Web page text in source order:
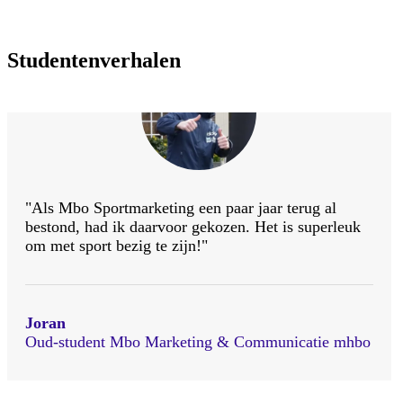
Studentenverhalen
"Als Mbo Sportmarketing een paar jaar terug al
bestond, had ik daarvoor gekozen. Het is superleuk
om met sport bezig te zijn!"
Joran
Oud-student Mbo Marketing & Communicatie mhbo